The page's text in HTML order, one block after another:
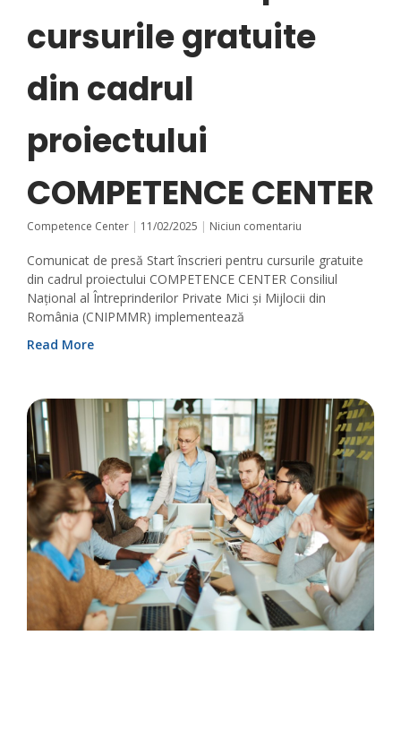
cursurile gratuite
din cadrul
proiectului
COMPETENCE CENTER
Competence Center 11/02/2025 Niciun comentariu
Comunicat de presă Start înscrieri pentru cursurile gratuite
din cadrul proiectului COMPETENCE CENTER Consiliul
Național al Întreprinderilor Private Mici și Mijlocii din
România (CNIPMMR) implementează
Read More